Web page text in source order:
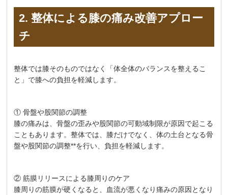
2. 整体による膝の痛み改善アプロー
チ
整体では膝そのものではなく「体全体のバランスを整えるこ
と」で膝への負担を軽減します。
① 骨盤や股関節の調整
膝の痛みは、骨盤の歪みや股関節の可動域制限が原因で起こる
こともあります。整体では、膝だけでなく、体の土台となる骨
盤や股関節の調整**を行い、負担を軽減します。
② 筋膜リリースによる膝周りのケア
膝周りの筋膜が硬くなると、血流が悪くなり痛みの原因となり